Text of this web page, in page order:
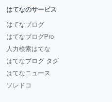
はてなのサービス
はてなブログ
はてなブログPro
人力検索はてな
はてなブログ タグ
はてなニュース
ソレドコ